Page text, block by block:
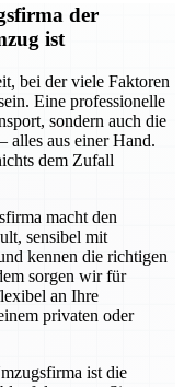
der
ist
bei der viele Faktoren
Eine professionelle
sondern auch die
alles aus einer Hand.
dem Zufall
macht den
sensibel mit
kennen die richtigen
sorgen wir für
an Ihre
privaten oder
ist die